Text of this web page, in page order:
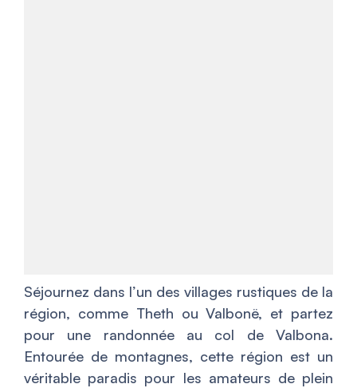
Séjournez dans l’un des villages rustiques de la
région, comme Theth ou Valbonë, et partez
pour une randonnée au col de Valbona.
Entourée de montagnes, cette région est un
véritable paradis pour les amateurs de plein